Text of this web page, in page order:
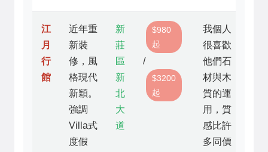
江
月
行
館
近年重
新裝
修，風
格現代
新穎。
強調
Villa式
度假
新
莊
區
新
北
大
道
$980
起
/
$3200
起
我個人
很喜歡
他們石
材與木
質的運
用，質
感比許
多同價